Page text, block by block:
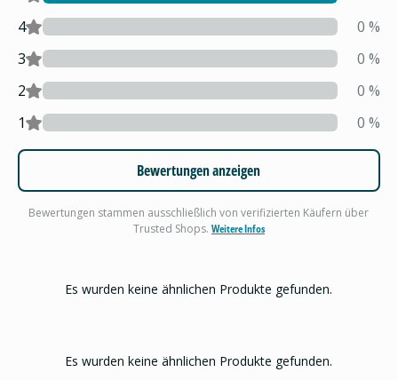
4
0 %
3
0 %
2
0 %
1
0 %
Bewertungen anzeigen
Bewertungen stammen ausschließlich von verifizierten Käufern über
Trusted Shops. Weitere Infos
Es wurden keine ähnlichen Produkte gefunden.
Es wurden keine ähnlichen Produkte gefunden.